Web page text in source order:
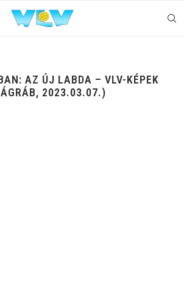
AZ ÚJ LABDA – VLV-KÉPEK
2023.03.07.)